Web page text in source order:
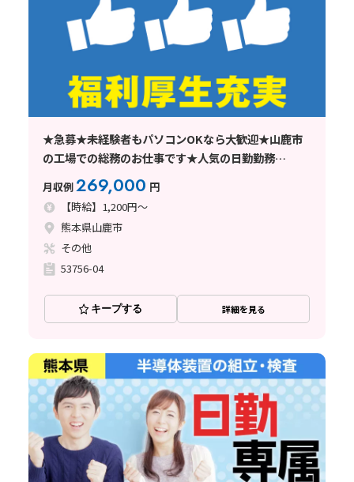
★急募★未経験者もパソコンOKなら大歓迎★山鹿市
の工場での総務のお仕事です★人気の日勤勤務
★GW・夏季休暇・年末年始の連休もしっかりあり、
プライベートも充実★
月収例269,000 円
【時給】1,200円～
熊本県山鹿市
その他
53756-04
キープする 詳細を見る